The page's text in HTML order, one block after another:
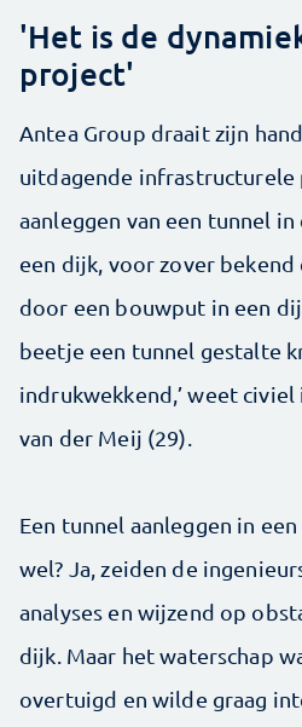
'Het is de
project'
Antea Group draait zijn
uitdagende infrastructurele
aanleggen van een tunnel
een dijk, voor zover bekend
door een bouwput in een
beetje een tunnel gestalte
indrukwekkend,’ weet
van der Meij (29).
Een tunnel aanleggen in
wel? Ja, zeiden de
analyses en wijzend op
dijk. Maar het waterschap
overtuigd en wilde graag